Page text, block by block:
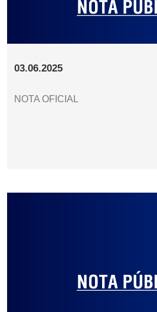
03.06.2025
NOTA OFICIAL